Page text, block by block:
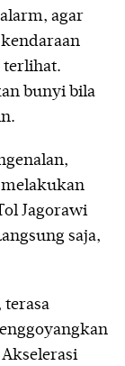
agar
terlihat.
bunyi bila
melakukan
Jagorawi
saja,
terasa